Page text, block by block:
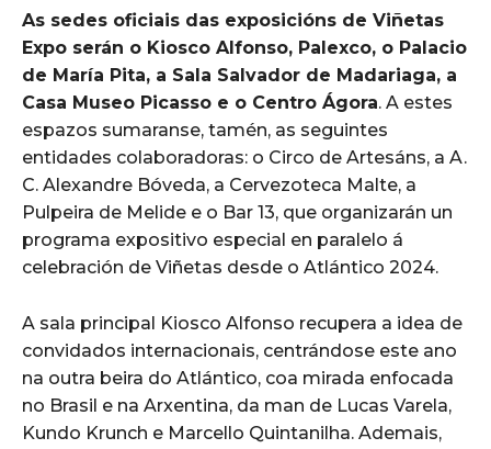
As sedes oficiais das exposicións de Viñetas
Expo serán o Kiosco Alfonso, Palexco, o Palacio
de María Pita, a Sala Salvador de Madariaga, a
Casa Museo Picasso e o Centro Ágora. A estes
espazos sumaranse, tamén, as seguintes
entidades colaboradoras: o Circo de Artesáns, a A.
C. Alexandre Bóveda, a Cervezoteca Malte, a
Pulpeira de Melide e o Bar 13, que organizarán un
programa expositivo especial en paralelo á
celebración de Viñetas desde o Atlántico 2024.
A sala principal Kiosco Alfonso recupera a idea de
convidados internacionais, centrándose este ano
na outra beira do Atlántico, coa mirada enfocada
no Brasil e na Arxentina, da man de Lucas Varela,
Kundo Krunch e Marcello Quintanilha. Ademais,